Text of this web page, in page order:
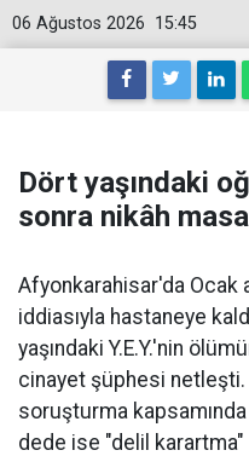
15:45
06 Ağustos 2026
Dört yaşındaki
sonra nikâh
Afyonkarahisar'da Ocak
iddiasıyla hastaneye
yaşındaki Y.E.Y.'nin
cinayet şüphesi netleşti.
soruşturma
dede ise "delil karartma"